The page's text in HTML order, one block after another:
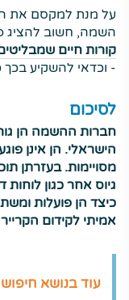
על מנת למקסם את
השמה, חשוב להציג
קורות חיים
- וכדאי להשקיע
לסיכום
חברות ההשמה הן
הישראלי. הן אינן
מסויימות. בעזרתן
גיוס אחר כגון
כיצד הן פועלות
אמיתי לקידום
עוד בנושא